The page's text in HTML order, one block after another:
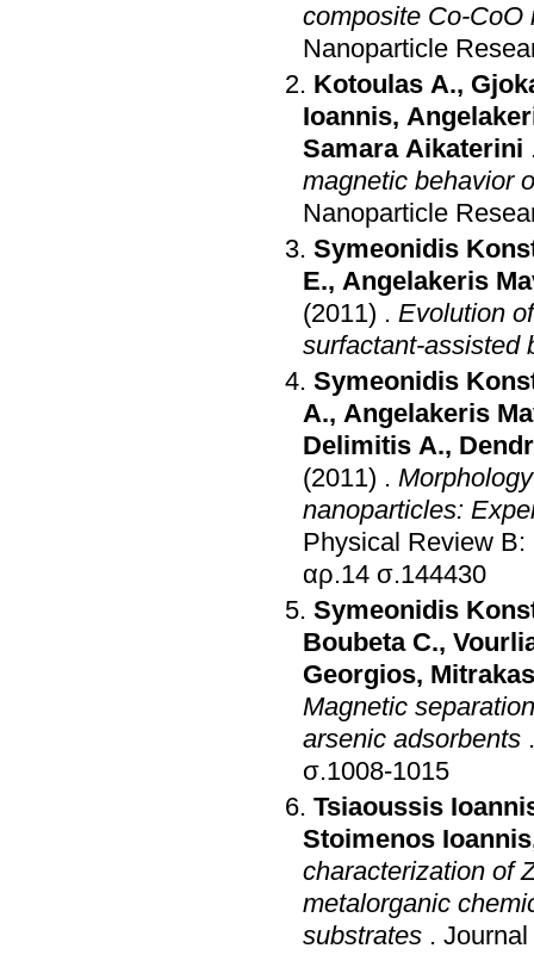
composite Co-CoO
Nanoparticle
Kotoulas A.,
Ioannis,
Samara Aikaterini
magnetic behavior
Nanoparticle
Symeonidis
E., Angelakeris
(2011) . Evolution
surfactant-assisted
Symeonidis
A., Angelakeris
Delimitis A.,
(2011) .
nanoparticles:
Physical Review
αρ.14 σ.144430
Symeonidis
Boubeta C.,
Georgios,
Magnetic
arsenic adsorbents
σ.1008-1015
Tsiaoussis
Stoimenos Ioannis
characterization of
metalorganic
substrates .